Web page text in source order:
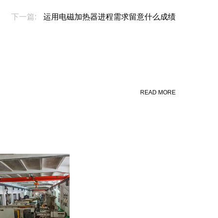
下一篇: 运用电磁加热器进程需求留意什么成绩
READ MORE